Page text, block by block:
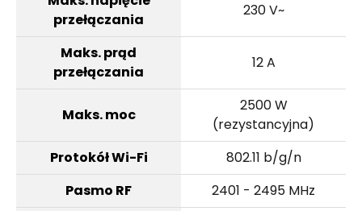
przełączania
230 V~
Maks. prąd
przełączania
12 A
Maks. moc
2500 W
(rezystancyjna)
Protokół Wi-Fi
802.11 b/g/n
Pasmo RF
2401 - 2495 MHz